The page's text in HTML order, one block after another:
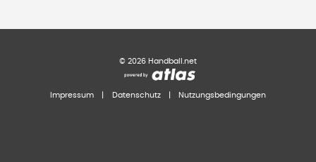
© 2026 Handball.net
Impressum Datenschutz Nutzungsbedingungen